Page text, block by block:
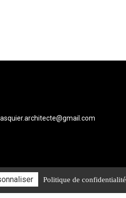
Politique de confidentialité